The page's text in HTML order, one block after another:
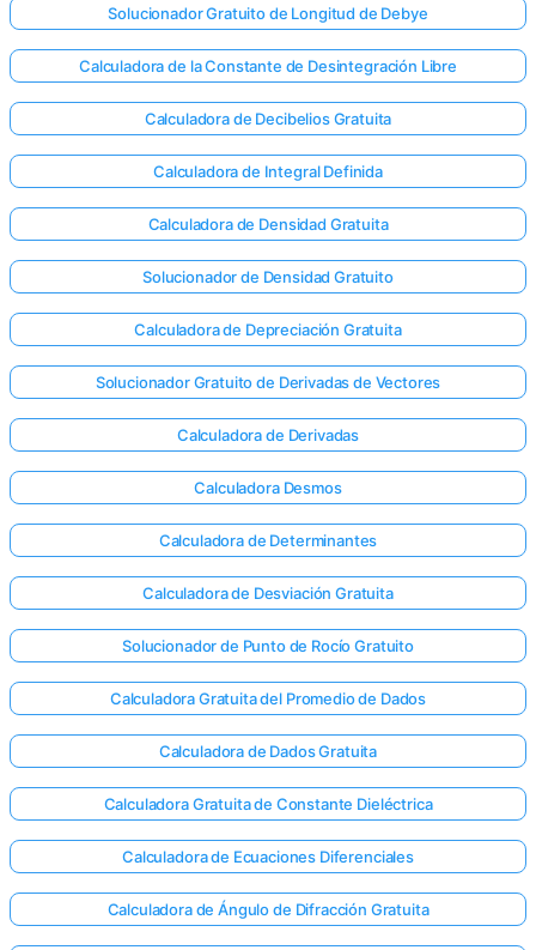
Solucionador Gratuito de Longitud de Debye
Calculadora de la Constante de Desintegración Libre
Calculadora de Decibelios Gratuita
Calculadora de Integral Definida
Calculadora de Densidad Gratuita
Solucionador de Densidad Gratuito
Calculadora de Depreciación Gratuita
Solucionador Gratuito de Derivadas de Vectores
Calculadora de Derivadas
Calculadora Desmos
Calculadora de Determinantes
Calculadora de Desviación Gratuita
Solucionador de Punto de Rocío Gratuito
Calculadora Gratuita del Promedio de Dados
Calculadora de Dados Gratuita
Calculadora Gratuita de Constante Dieléctrica
Calculadora de Ecuaciones Diferenciales
Calculadora de Ángulo de Difracción Gratuita